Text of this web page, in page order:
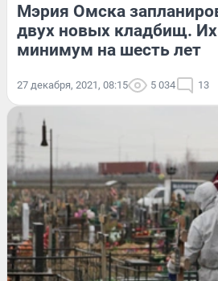
Мэрия Омска
двух новых кладбищ. Их
минимум на шесть лет
27 декабря, 2021, 08:15 5 034 13